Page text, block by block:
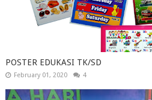
POSTER EDUKASI TK/SD
February 01, 2020 4